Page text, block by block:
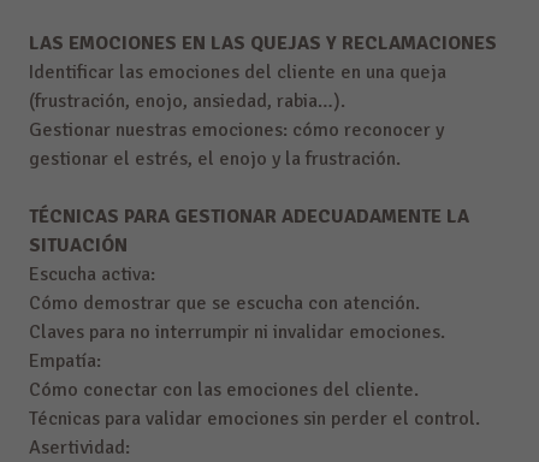
LAS EMOCIONES EN LAS QUEJAS Y RECLAMACIONES
Identificar las emociones del cliente en una queja
(frustración, enojo, ansiedad, rabia…).
Gestionar nuestras emociones: cómo reconocer y
gestionar el estrés, el enojo y la frustración.
TÉCNICAS PARA GESTIONAR ADECUADAMENTE LA
SITUACIÓN
Escucha activa:
Cómo demostrar que se escucha con atención.
Claves para no interrumpir ni invalidar emociones.
Empatía:
Cómo conectar con las emociones del cliente.
Técnicas para validar emociones sin perder el control.
Asertividad: